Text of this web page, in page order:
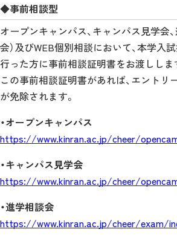
◆事前相談型
オープンキャンパス、キャンパス見学会
会）及びWEB個別相談において、本学入
行った方に事前相談証明書をお渡ししま
この事前相談証明書があれば、エントリ
が免除されます。
・オープンキャンパス
https://www.kinran.ac.jp/cheer/
・キャンパス見学会
https://www.kinran.ac.jp/cheer/
・進学相談会
https://www.kinran.ac.jp/cheer/exam/